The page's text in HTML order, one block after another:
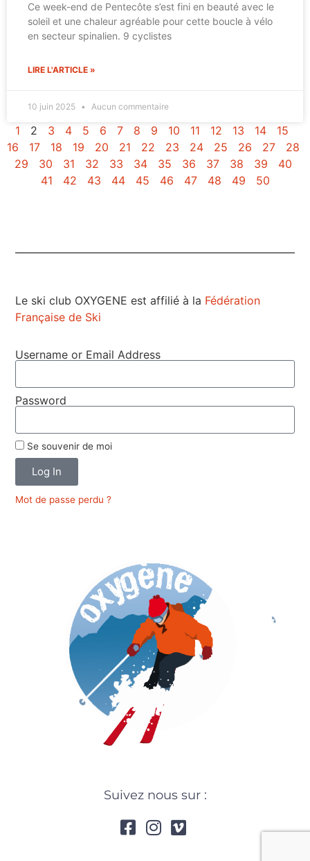
Ce week-end de Pentecôte s’est fini en beauté avec le
soleil et une chaleur agréable pour cette boucle à vélo
en secteur spinalien. 9 cyclistes
LIRE L'ARTICLE »
10 juin 2025 Aucun commentaire
1 2 3 4 5 6 7 8 9 10 11 12 13 14
15
16
17 18 19 20 21 22 23 24 25 26 27
28
29
30 31 32 33 34 35 36 37 38 39
40
41
42 43 44 45 46 47 48 49 50
Le ski club OXYGENE est affilié à la Fédération
Française de Ski
Username or Email Address
Password
Se souvenir de moi
Log In
Mot de passe perdu ?
Suivez nous sur :